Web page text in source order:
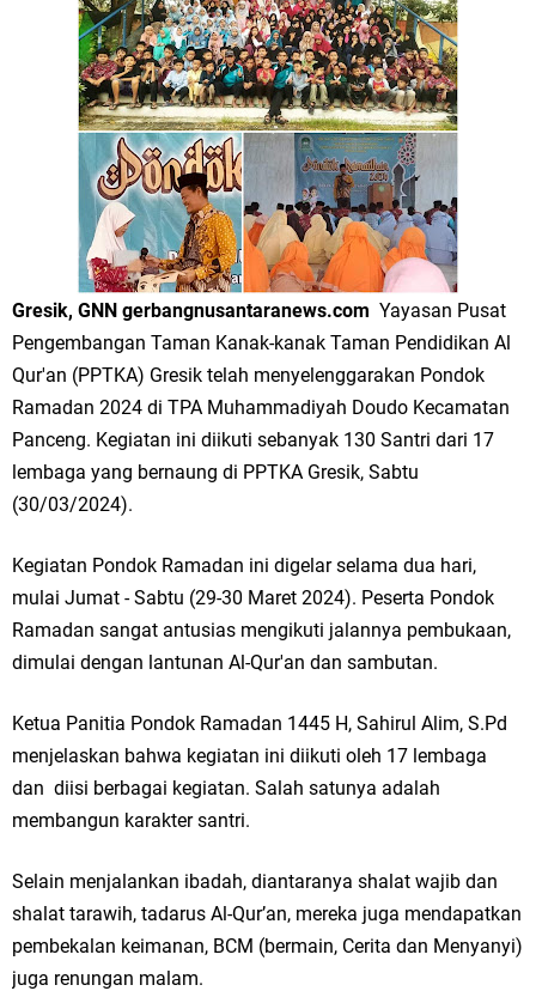
Tumpeng Nasi Krawu Pecahkan Rekor MURI, KWGe Angkat Kuliner
Gresik ke Panggung Dunia
FOZ Jatim, BAZNAS, dan Kemenag Salurkan 22.456 Bingkisan Lebaran
Yatim Serentak di Berbagai Daerah di Jawa Timur
Bupati Gresik Gus Yani Resmikan Kantor Desa Sidoraharjo: Simbol
Komitmen Pelayanan Publik dan Kepedulian Sosial
Optik Merlin Donasikan Rp10,36 Juta, Perkuat Keberlanjutan Program
JKNN
Ruwatan Malam Satu Suro di Dusun Kedungsekar Lor, Tradisi Luhur
yang Terus Istiqomah
Ketua DPD Golkar Gresik Wongso Negoro Sambut Tahun Baru Islam
1448 H dengan Doa Kedamaian
Wakil Ketua DPRD Gresik Mujid Riduan Sampaikan Doa dan Harapan di
Selamat Tahun Baru Islam 1 Muharram 1448 H: Pesan Hijrah Drs. H.
Menuju Indonesia Emas 2045
Reses Anggota DPRD Jabar M. Rizky di Desa Cibitung Wetan: Serap
Gresik, GNN gerbangnusantaranews.com Yayasan Pusat
Pengembangan Taman Kanak-kanak Taman Pendidikan Al
Qur'an (PPTKA) Gresik telah menyelenggarakan Pondok
Ramadan 2024 di TPA Muhammadiyah Doudo Kecamatan
Panceng. Kegiatan ini diikuti sebanyak 130 Santri dari 17
lembaga yang bernaung di PPTKA Gresik, Sabtu
(30/03/2024).
Kegiatan Pondok Ramadan ini digelar selama dua hari,
mulai Jumat - Sabtu (29-30 Maret 2024). Peserta Pondok
Ramadan sangat antusias mengikuti jalannya pembukaan,
dimulai dengan lantunan Al-Qur'an dan sambutan.
Ketua Panitia Pondok Ramadan 1445 H, Sahirul Alim, S.Pd
menjelaskan bahwa kegiatan ini diikuti oleh 17 lembaga
dan diisi berbagai kegiatan. Salah satunya adalah
membangun karakter santri.
Selain menjalankan ibadah, diantaranya shalat wajib dan
shalat tarawih, tadarus Al-Qur’an, mereka juga mendapatkan
pembekalan keimanan, BCM (bermain, Cerita dan Menyanyi)
juga renungan malam.